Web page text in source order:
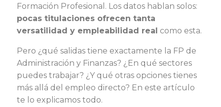
Formación Profesional. Los datos hablan solos:
pocas titulaciones ofrecen tanta
versatilidad y empleabilidad real como esta.
Pero ¿qué salidas tiene exactamente la FP de
Administración y Finanzas? ¿En qué sectores
puedes trabajar? ¿Y qué otras opciones tienes
más allá del empleo directo? En este artículo
te lo explicamos todo.